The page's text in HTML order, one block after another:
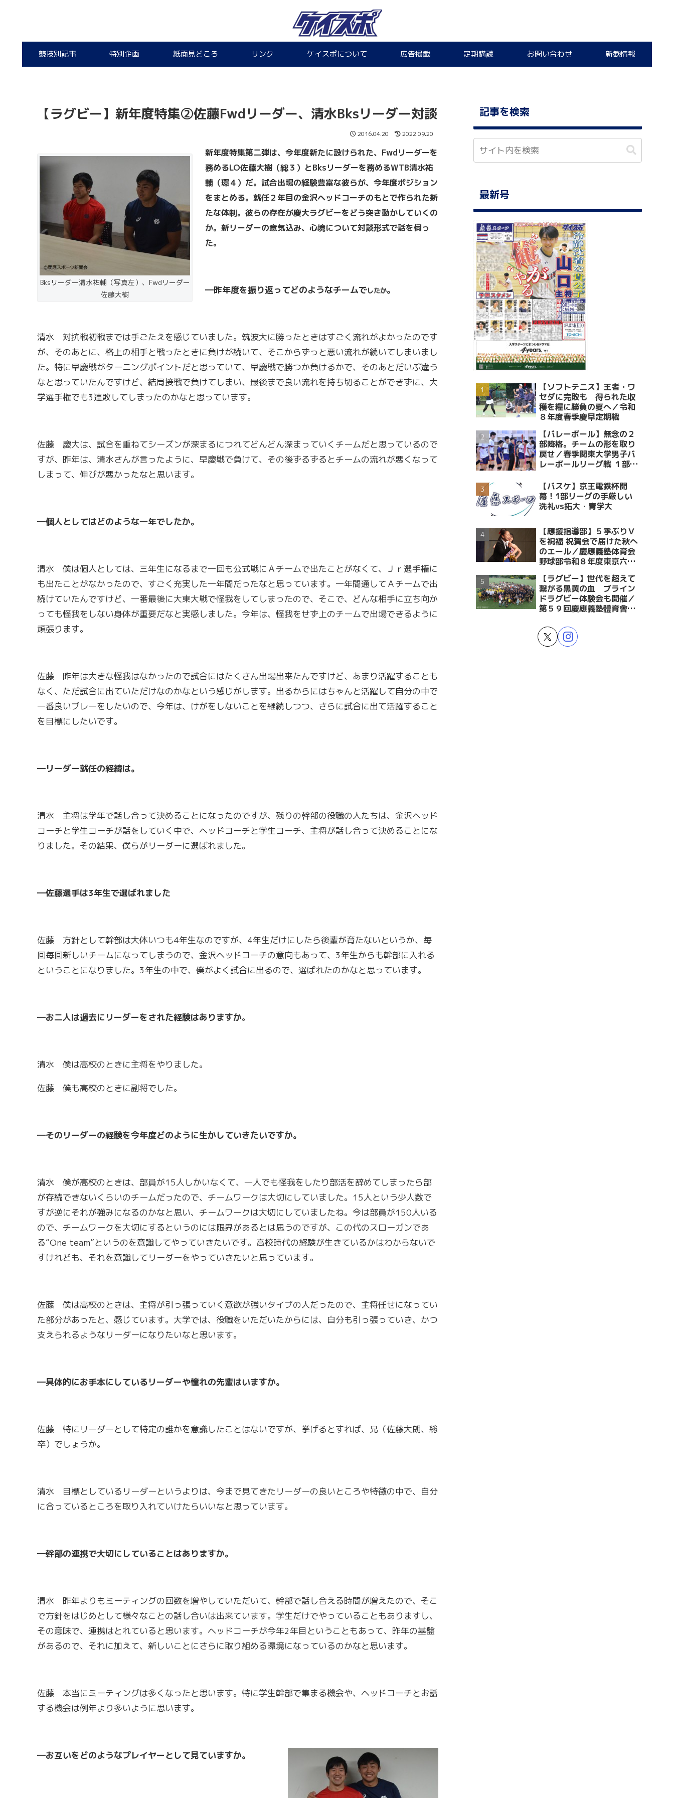
競技別記事 特別企画 紙面見どころ リンク ケイスポについて 広告掲載 定期購読 お問い合わせ 新歓情報
【ラグビー】新年度特集②佐藤Fwdリーダー、清水Bksリーダー対談
2016.04.20 2022.09.20
Bksリーダー清水祐輔（写真左）、Fwdリーダー
佐藤大樹
新年度特集第二弾は、今年度新たに設けられた、Fwdリーダーを
務めるLO佐藤大樹（総３）とBksリーダーを務めるWTB清水祐
輔（環４）だ。試合出場の経験豊富な彼らが、今年度ポジション
をまとめる。就任２年目の金沢ヘッドコーチのもとで作られた新
たな体制。彼らの存在が慶大ラグビーをどう突き動かしていくの
か。新リーダーの意気込み、心境について対談形式で話を伺っ
た。
―昨年度を振り返ってどのようなチームでしたか。
清水 対抗戦初戦までは手ごたえを感じていました。筑波大に勝ったときはすごく流れがよかったのです
が、そのあとに、格上の相手と戦ったときに負けが続いて、そこからずっと悪い流れが続いてしまいまし
た。特に早慶戦がターニングポイントだと思っていて、早慶戦で勝つか負けるかで、そのあとだいぶ違う
なと思っていたんですけど、結局接戦で負けてしまい、最後まで良い流れを持ち切ることができずに、大
学選手権でも3連敗してしまったのかなと思っています。
佐藤 慶大は、試合を重ねてシーズンが深まるにつれてどんどん深まっていくチームだと思っているので
すが、昨年は、清水さんが言ったように、早慶戦で負けて、その後ずるずるとチームの流れが悪くなって
しまって、伸びが悪かったなと思います。
―個人としてはどのような一年でしたか。
清水 僕は個人としては、三年生になるまで一回も公式戦にＡチームで出たことがなくて、Ｊｒ選手権に
も出たことがなかったので、すごく充実した一年間だったなと思っています。一年間通してＡチームで出
続けていたんですけど、一番最後に大東大戦で怪我をしてしまったので、そこで、どんな相手に立ち向か
っても怪我をしない身体が重要だなと実感しました。今年は、怪我をせず上のチームで出場できるように
頑張ります。
佐藤 昨年は大きな怪我はなかったので試合にはたくさん出場出来たんですけど、あまり活躍することも
なく、ただ試合に出ていただけなのかなという感じがします。出るからにはちゃんと活躍して自分の中で
一番良いプレーをしたいので、今年は、けがをしないことを継続しつつ、さらに試合に出て活躍すること
を目標にしたいです。
―リーダー就任の経緯は。
清水 主将は学年で話し合って決めることになったのですが、残りの幹部の役職の人たちは、金沢ヘッド
コーチと学生コーチが話をしていく中で、ヘッドコーチと学生コーチ、主将が話し合って決めることにな
りました。その結果、僕らがリーダーに選ばれました。
―佐藤選手は3年生で選ばれました
佐藤 方針として幹部は大体いつも4年生なのですが、4年生だけにしたら後輩が育たないというか、毎
回毎回新しいチームになってしまうので、金沢ヘッドコーチの意向もあって、3年生からも幹部に入れる
ということになりました。3年生の中で、僕がよく試合に出るので、選ばれたのかなと思っています。
―お二人は過去にリーダーをされた経験はありますか。
清水 僕は高校のときに主将をやりました。
佐藤 僕も高校のときに副将でした。
―そのリーダーの経験を今年度どのように生かしていきたいですか。
清水 僕が高校のときは、部員が15人しかいなくて、一人でも怪我をしたり部活を辞めてしまったら部
が存続できないくらいのチームだったので、チームワークは大切にしていました。15人という少人数で
すが逆にそれが強みになるのかなと思い、チームワークは大切にしていましたね。今は部員が150人いる
ので、チームワークを大切にするというのには限界があるとは思うのですが、この代のスローガンであ
る“One team”というのを意識してやっていきたいです。高校時代の経験が生きているかはわからないで
すけれども、それを意識してリーダーをやっていきたいと思っています。
佐藤 僕は高校のときは、主将が引っ張っていく意欲が強いタイプの人だったので、主将任せになってい
た部分があったと、感じています。大学では、役職をいただいたからには、自分も引っ張っていき、かつ
支えられるようなリーダーになりたいなと思います。
―具体的にお手本にしているリーダーや憧れの先輩はいますか。
佐藤 特にリーダーとして特定の誰かを意識したことはないですが、挙げるとすれば、兄（佐藤大朗、総
卒）でしょうか。
清水 目標としているリーダーというよりは、今まで見てきたリーダーの良いところや特徴の中で、自分
に合っているところを取り入れていけたらいいなと思っています。
―幹部の連携で大切にしていることはありますか。
清水 昨年よりもミーティングの回数を増やしていただいて、幹部で話し合える時間が増えたので、そこ
で方針をはじめとして様々なことの話し合いは出来ています。学生だけでやっていることもありますし、
その意味で、連携はとれていると思います。ヘッドコーチが今年2年目ということもあって、昨年の基盤
があるので、それに加えて、新しいことにさらに取り組める環境になっているのかなと思います。
佐藤 本当にミーティングは多くなったと思います。特に学生幹部で集まる機会や、ヘッドコーチとお話
する機会は例年より多いように思います。
―お互いをどのようなプレイヤーとして見ていますか。
記事を検索
最新号
【ソフトテニス】王者・ワ
セダに完敗も 得られた収
穫を糧に勝負の夏へ／令和
８年度春季慶早定期戦
【バレーボール】無念の２
部降格。チームの形を取り
戻せ／春季関東大学男子バ
レーボールリーグ戦 １部・
【バスケ】京王電鉄杯開
幕！1部リーグの手厳しい
洗礼vs拓大・青学大
【應援指導部】５季ぶりＶ
を祝福 祝賀会で届けた秋へ
のエール／慶應義塾体育会
野球部令和８年度東京六大
賀会～後編～
【ラグビー】世代を超えて
繋がる黒黄の血 ブライン
ドラグビー体験会も開催／
第５９回慶應義塾體育會蹴